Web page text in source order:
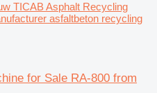
TICAB Asphalt Recycling
asfaltbeton recycling
for Sale RA-800 from